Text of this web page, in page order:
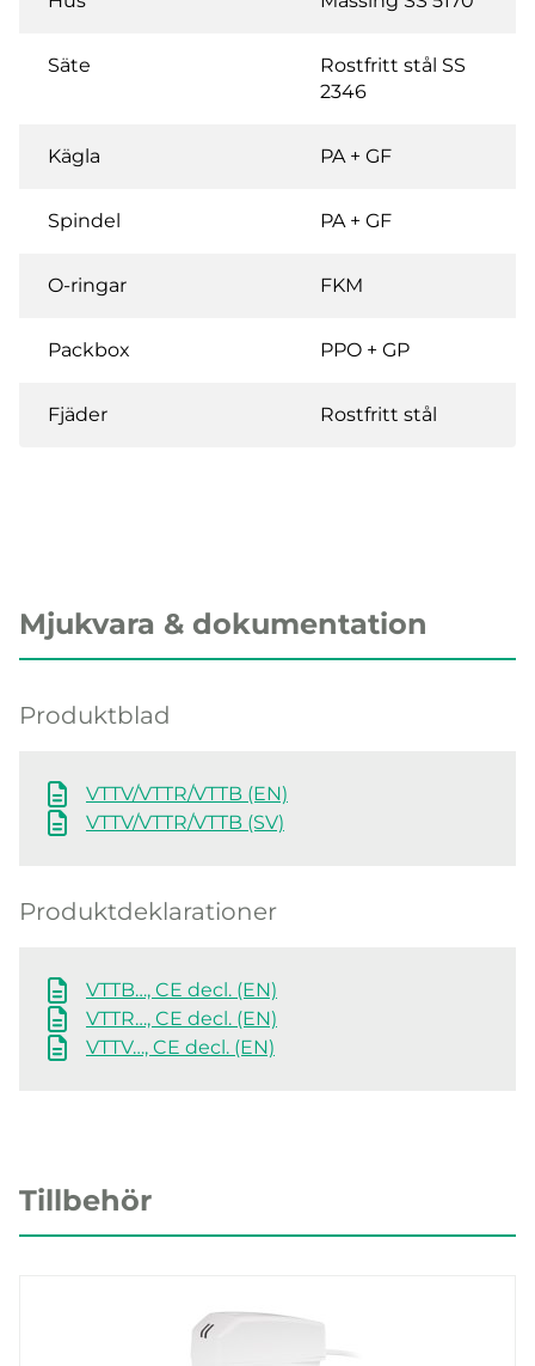
Säte
Rostfritt stål SS
2346
Kägla PA + GF
Spindel PA + GF
O-ringar FKM
Packbox PPO + GP
Fjäder Rostfritt stål
Mjukvara & dokumentation
Produktblad
VTTV/VTTR/VTTB (EN)
VTTV/VTTR/VTTB (SV)
Produktdeklarationer
VTTB…, CE decl. (EN)
VTTR…, CE decl. (EN)
VTTV…, CE decl. (EN)
Tillbehör